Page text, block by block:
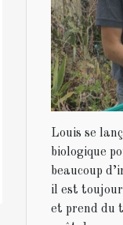
Louis se
biologique
beaucoup
il est
et prend du